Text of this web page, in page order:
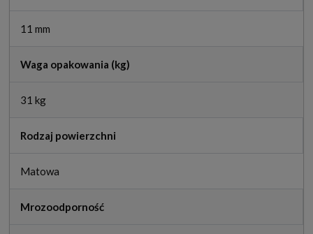
11 mm
Waga opakowania (kg)
31 kg
Rodzaj powierzchni
Matowa
Mrozoodporność